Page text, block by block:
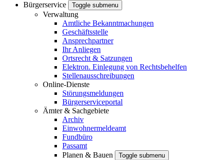
Bürgerservice
Toggle submenu
Verwaltung
Amtliche Bekanntmachungen
Geschäftsstelle
Ansprechpartner
Ihr Anliegen
Ortsrecht & Satzungen
Elektron. Einlegung von Rechtsbehelfen
Stellenausschreibungen
Online-Dienste
Störungsmeldungen
Bürgerserviceportal
Ämter & Sachgebiete
Archiv
Einwohnermeldeamt
Fundbüro
Passamt
Planen & Bauen
Toggle submenu